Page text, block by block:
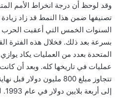
وقد لوحظ أن درجة انخراط الأمم
تصنيفها ضمن هذا النمط قد زاد
السنوات الخمس التي أعقبت الحرب
بسرعة بعد ذلك. فخلال هذه الفترة
المتحدة بعدد من العمليات يكاد
عمليات في تاريخها كله. وبعد أن
تتجاوز مبلغ 800 مليون